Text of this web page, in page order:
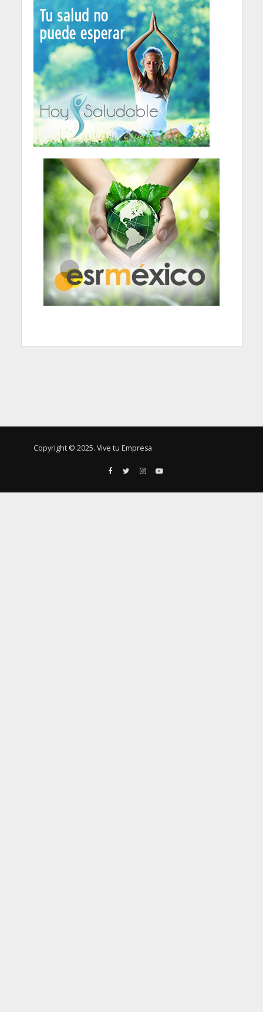
Copyright © 2025. Vive tu Empresa